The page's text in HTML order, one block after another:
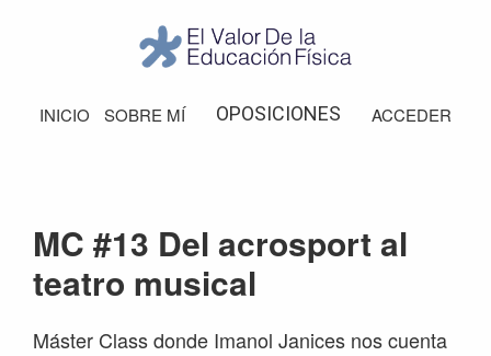
navegación
principal
barra
Valor
de
INICIO SOBRE MÍ OPOSICIONES ACCEDER
MC #13 Del acrosport al
teatro musical
Máster Class donde Imanol Janices nos cuenta